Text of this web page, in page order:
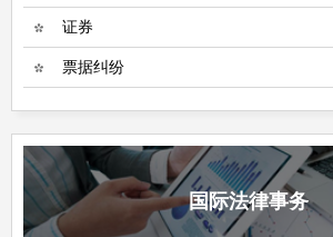
证券
票据纠纷
国际法律事务